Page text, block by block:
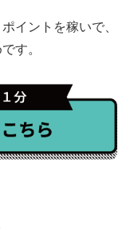
イントを稼いで、
す。